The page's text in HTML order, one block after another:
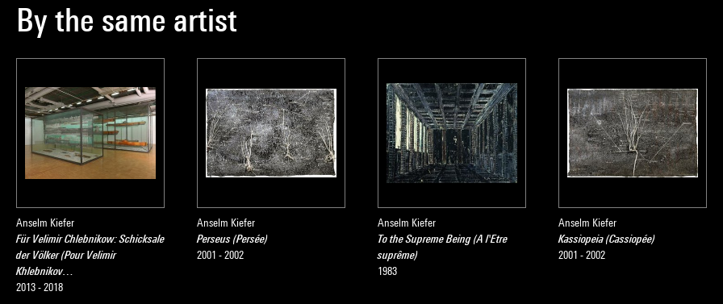
By the same artist
Anselm Kiefer
Für Velimir Chlebnikow: Schicksale
der Völker (Pour Velimir
Khlebnikov…
2013 - 2018
Anselm Kiefer
Perseus (Persée)
2001 - 2002
Anselm Kiefer
To the Supreme Being (A l'Etre
suprême)
1983
Anselm Kiefer
Kassiopeia (Cassiopée)
2001 - 2002